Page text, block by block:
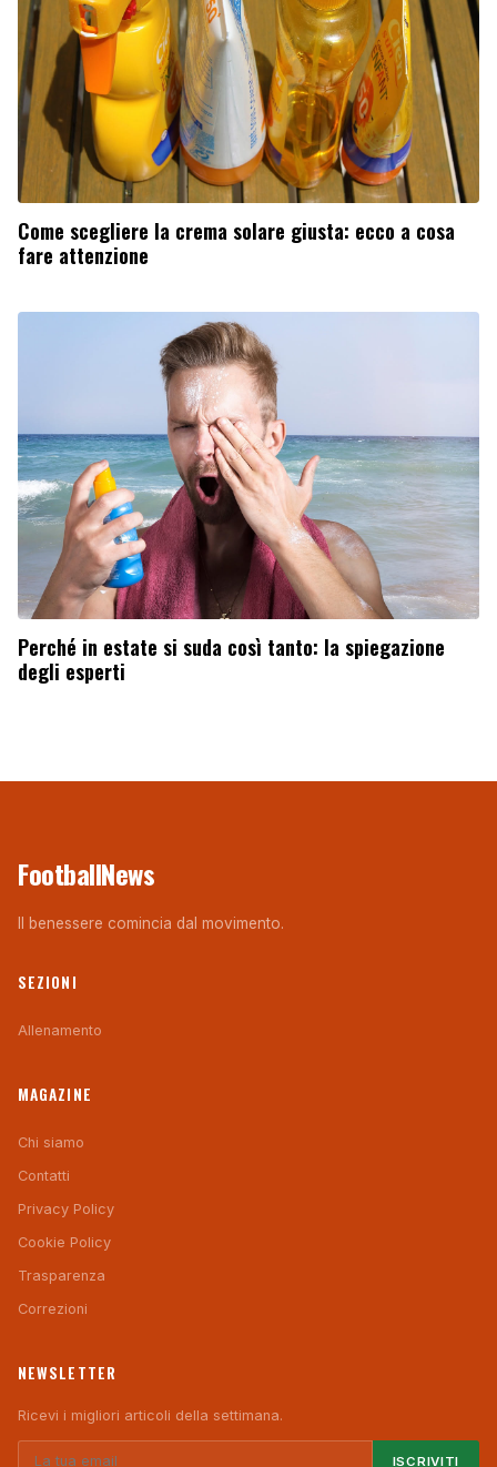
Come scegliere la crema solare giusta: ecco a cosa
fare attenzione
Perché in estate si suda così tanto: la spiegazione
degli esperti
FootballNews
Il benessere comincia dal movimento.
SEZIONI
Allenamento
MAGAZINE
Chi siamo
Contatti
Privacy Policy
Cookie Policy
Trasparenza
Correzioni
NEWSLETTER
Ricevi i migliori articoli della settimana.
ISCRIVITI